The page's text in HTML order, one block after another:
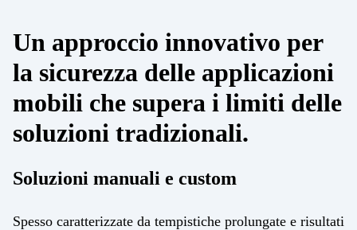
Un approccio innovativo per
la sicurezza delle applicazioni
mobili che supera i limiti delle
soluzioni tradizionali.
Soluzioni manuali e custom
Spesso caratterizzate da tempistiche prolungate e risultati